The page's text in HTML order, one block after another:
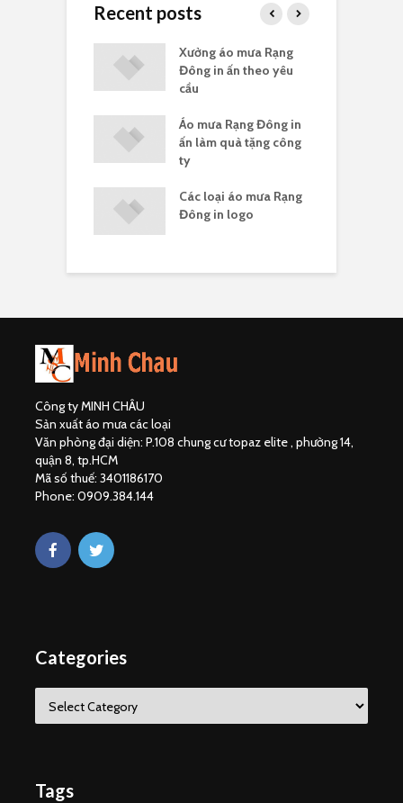
Recent posts
Xưởng áo mưa Rạng
Đông in ấn theo yêu
cầu
Áo mưa Rạng Đông in
ấn làm quà tặng công
ty
Các loại áo mưa Rạng
Đông in logo
Công ty MINH CHÂU
Sản xuất áo mưa các loại
Văn phòng đại diện: P.108 chung cư topaz elite , phường 14,
quận 8, tp.HCM
Mã số thuế: 3401186170
Phone: 0909.384.144
Categories
o
Tags